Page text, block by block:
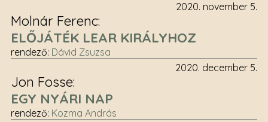
2020. november 5.
Molnár Ferenc
ELŐJÁTÉK LEAR KIRÁLYHOZ
rendező: Dávid Zsuzsa
2020. december 5.
Jon Fosse
EGY NYÁRI NAP
rendező: Kozma András